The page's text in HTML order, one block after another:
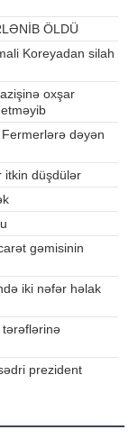
ÖLDÜ
Koreyadan silah
oxşar
dəyən
itkin düşdülər
gəmisinin
iki nəfər həlak
prezident